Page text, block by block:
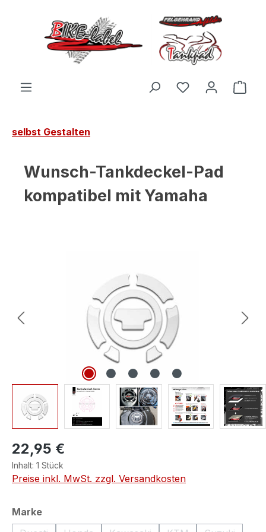
Zum Hauptinhalt springen
Du hast 0
selbst Gestalten
Wunsch-Tankdeckel-Pad
kompatibel mit Yamaha
22,95 €
Inhalt: 1 Stück
Preise inkl. MwSt. zzgl. Versandkosten
Markeauswählen